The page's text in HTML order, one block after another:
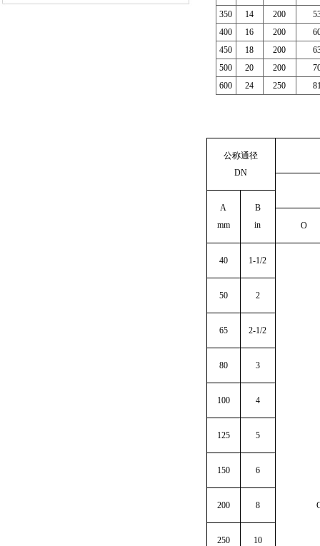
350
14 200
400
16 200
450
18 200
500
20 200
600
24 250
公称通径
DN
A
mm
B
in
O
40 1-1/2
50 2
65 2-1/2
80 3
100 4
125 5
150 6
200 8
250 10